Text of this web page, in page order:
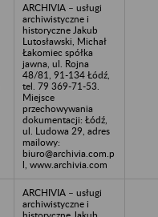
ARCHIVIA – usługi
archiwistyczne i
historyczne Jakub
Lutosławski, Michał
Łakomiec spółka
jawna, ul. Rojna
48/81, 91-134 Łódź,
tel. 79 369-71-53.
Miejsce
przechowywania
dokumentacji: Łódź,
ul. Ludowa 29, adres
mailowy:
biuro@archivia.com.p
l, www.archivia.com
ARCHIVIA – usługi
archiwistyczne i